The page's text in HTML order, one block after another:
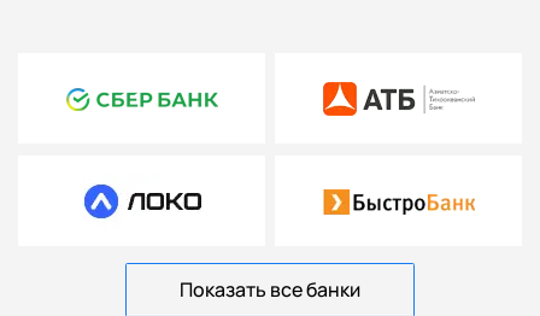
Показать все банки